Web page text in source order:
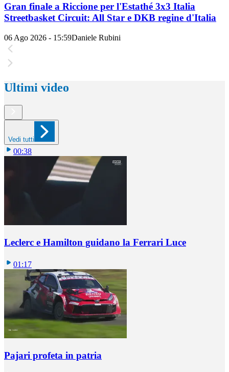
Gran finale a Riccione per l'Estathé 3x3 Italia
Streetbasket Circuit: All Star e DKB regine d'Italia
06 Ago 2026 - 15:59Daniele Rubini
Ultimi video
Vedi tutti
00:38
Leclerc e Hamilton guidano la Ferrari Luce
01:17
Pajari profeta in patria